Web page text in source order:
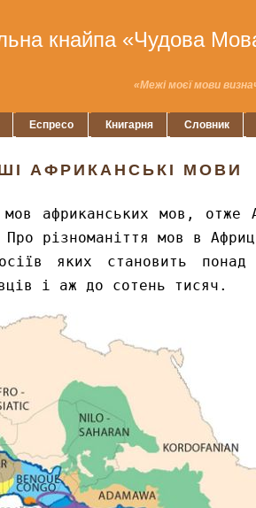
кнайпа «Чудова
«Межі моєї мови
Еспресо Книгарня Словник
АФРИКАНСЬКІ МОВИ
африканських мов, отже
різноманіття мов в
яких становить
і аж до сотень тисяч.